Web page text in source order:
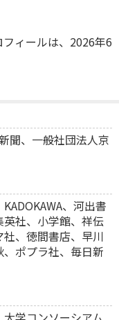
ィールは、2026年6
聞、一般社団法人京
、河出書
社、小学館、祥伝
、徳間書店、早川
ポプラ社、毎日新